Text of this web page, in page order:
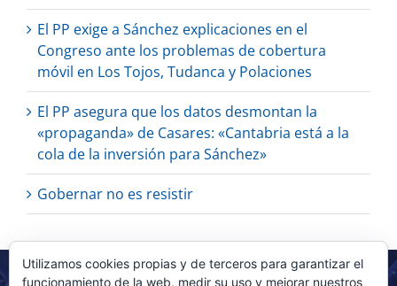
El PP exige a Sánchez explicaciones en el
Congreso ante los problemas de cobertura
móvil en Los Tojos, Tudanca y Polaciones
El PP asegura que los datos desmontan la
«propaganda» de Casares: «Cantabria está a la
cola de la inversión para Sánchez»
Gobernar no es resistir
Utilizamos cookies propias y de terceros para garantizar el
funcionamiento de la web, medir su uso y mejorar nuestros